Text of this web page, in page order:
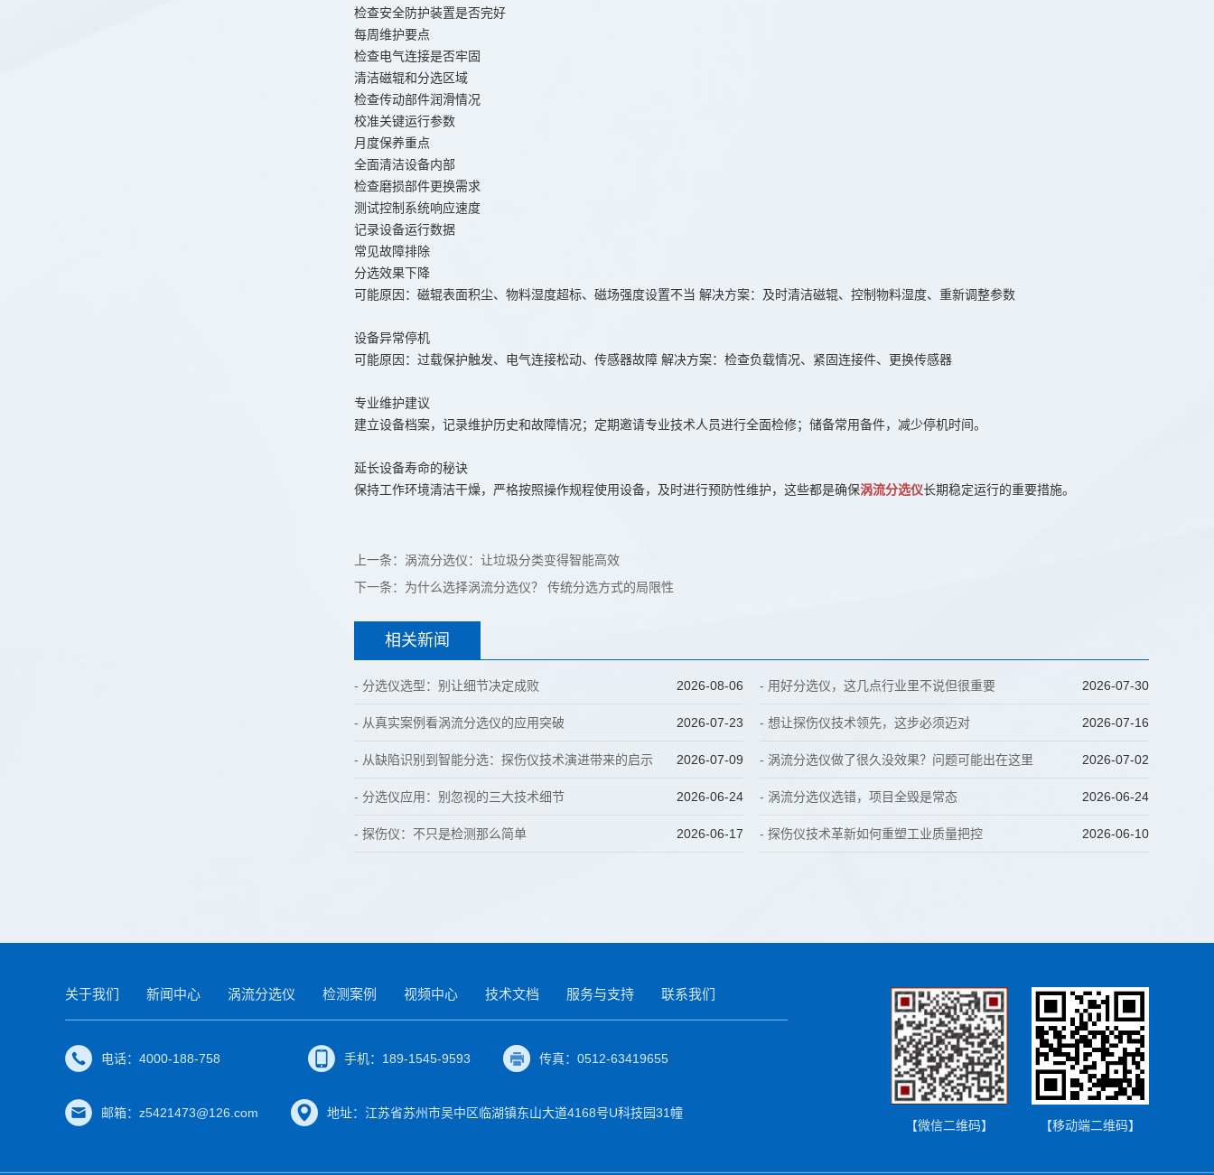
检查安全防护装置是否完好
每周维护要点
检查电气连接是否牢固
清洁磁辊和分选区域
检查传动部件润滑情况
校准关键运行参数
月度保养重点
全面清洁设备内部
检查磨损部件更换需求
测试控制系统响应速度
记录设备运行数据
常见故障排除
分选效果下降
可能原因：磁辊表面积尘、物料湿度超标、磁场强度设置不当 解决方案：及时清洁磁辊、控制物料湿度、重新调整参数
设备异常停机
可能原因：过载保护触发、电气连接松动、传感器故障 解决方案：检查负载情况、紧固连接件、更换传感器
专业维护建议
建立设备档案，记录维护历史和故障情况；定期邀请专业技术人员进行全面检修；储备常用备件，减少停机时间。
延长设备寿命的秘诀
保持工作环境清洁干燥，严格按照操作规程使用设备，及时进行预防性维护，这些都是确保涡流分选仪长期稳定运行的重要措施。
上一条： 涡流分选仪：让垃圾分类变得智能高效
下一条： 为什么选择涡流分选仪？ 传统分选方式的局限性
相关新闻
- 分选仪选型：别让细节决定成败 2026-08-06 - 用好分选仪，这几点行业里不说但很重要 2026-07-30
- 从真实案例看涡流分选仪的应用突破 2026-07-23 - 想让探伤仪技术领先，这步必须迈对 2026-07-16
- 从缺陷识别到智能分选：探伤仪技术演进带来的启示 2026-07-09 - 涡流分选仪做了很久没效果？问题可能出在这里 2026-07-02
- 分选仪应用：别忽视的三大技术细节 2026-06-24 - 涡流分选仪选错，项目全毁是常态 2026-06-24
- 探伤仪：不只是检测那么简单 2026-06-17 - 探伤仪技术革新如何重塑工业质量把控 2026-06-10
关于我们 新闻中心 涡流分选仪 检测案例 视频中心 技术文档 服务与支持 联系我们
电话：4000-188-758 手机：189-1545-9593 传真：0512-63419655
邮箱：z5421473@126.com
地址：江苏省苏州市吴中区临湖镇东山大道4168号U科技园31幢
【微信二维码】
【移动端二维码】